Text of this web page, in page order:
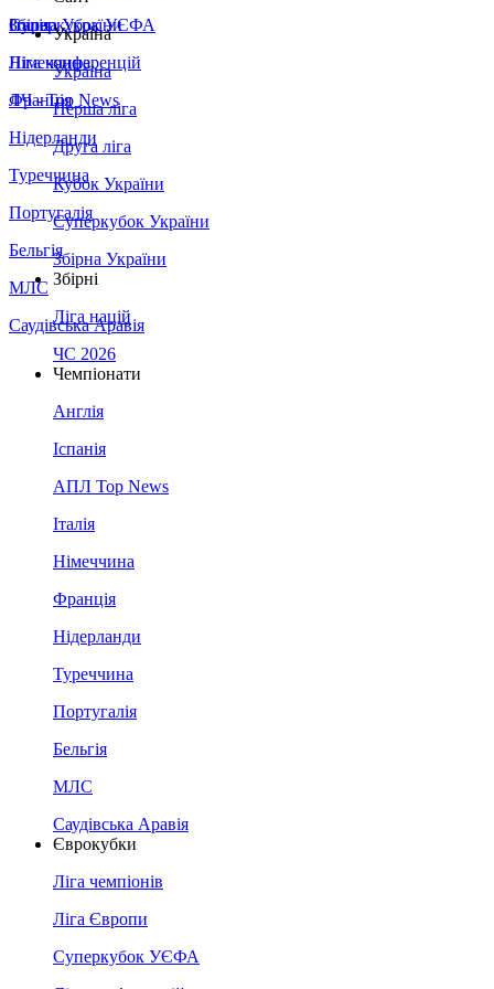
Збірна України
Італія
Німеччина
Франція
Нідерланди
Туреччина
Португалія
Бельгія
МЛС
Саудівська Аравія
Суперкубок УЄФА
Ліга конференцій
ЛЧ - Top News
Україна
Україна
Перша ліга
Друга ліга
Кубок України
Суперкубок України
Збірна України
Збірні
Ліга націй
ЧС 2026
Чемпіонати
Англія
Іспанія
АПЛ Top News
Італія
Німеччина
Франція
Нідерланди
Туреччина
Португалія
Бельгія
МЛС
Саудівська Аравія
Єврокубки
Ліга чемпіонів
Ліга Європи
Суперкубок УЄФА